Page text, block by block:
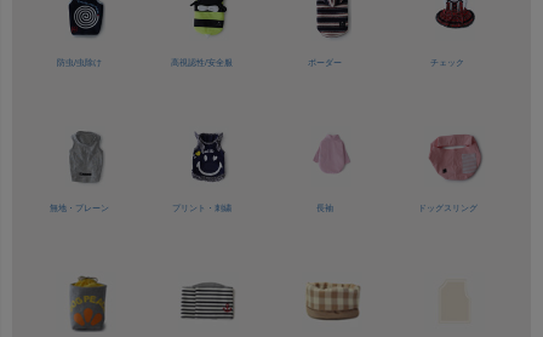
防虫/虫除け 高視認性/安全服 ボーダー チェック
無地・プレーン プリント・刺繍 長袖 ドッグスリング